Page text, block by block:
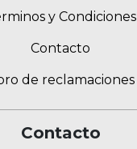
y Condiciones
Contacto
de reclamaciones
Contacto